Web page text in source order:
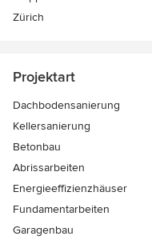
Zürich
Projektart
Dachbodensanierung
Kellersanierung
Betonbau
Abrissarbeiten
Energieeffizienzhäuser
Fundamentarbeiten
Garagenbau